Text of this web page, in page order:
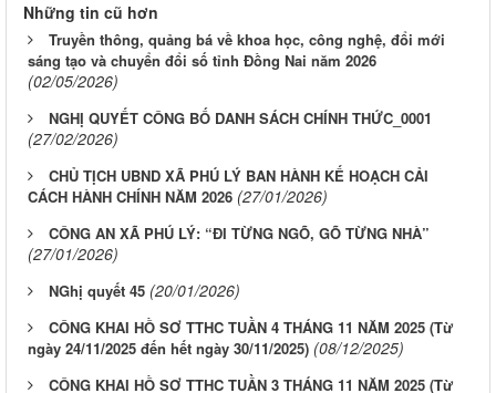
Những tin cũ hơn
Truyền thông, quảng bá về khoa học, công nghệ, đổi mới
sáng tạo và chuyển đổi số tỉnh Đồng Nai năm 2026
(02/05/2026)
NGHỊ QUYẾT CÔNG BỐ DANH SÁCH CHÍNH THỨC_0001
(27/02/2026)
CHỦ TỊCH UBND XÃ PHÚ LÝ BAN HÀNH KẾ HOẠCH CẢI
CÁCH HÀNH CHÍNH NĂM 2026 (27/01/2026)
CÔNG AN XÃ PHÚ LÝ: “ĐI TỪNG NGÕ, GÕ TỪNG NHÀ”
(27/01/2026)
NGhị quyết 45 (20/01/2026)
CÔNG KHAI HỒ SƠ TTHC TUẦN 4 THÁNG 11 NĂM 2025 (Từ
ngày 24/11/2025 đến hết ngày 30/11/2025) (08/12/2025)
CÔNG KHAI HỒ SƠ TTHC TUẦN 3 THÁNG 11 NĂM 2025 (Từ